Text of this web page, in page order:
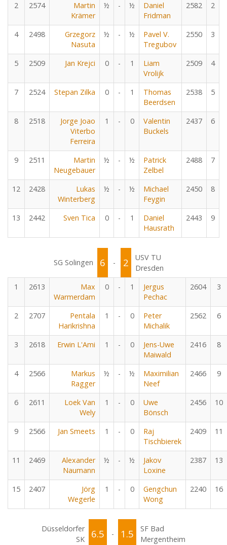
2 2574
Martin
Krämer
½ - ½
Daniel
Fridman
2582 2
4 2498
Grzegorz
Nasuta
½ - ½
Pavel V.
Tregubov
2550 3
5 2509 Jan Krejci 0 - 1
Liam
Vrolijk
2509 4
7 2524 Stepan Zilka 0 - 1
Thomas
Beerdsen
2538 5
8 2518
Jorge Joao
Viterbo
Ferreira
1 - 0
Valentin
Buckels
2437 6
9 2511
Martin
Neugebauer
½ - ½
Patrick
Zelbel
2488 7
12 2428
Lukas
Winterberg
½ - ½
Michael
Feygin
2450 8
13 2442 Sven Tica 0 - 1
Daniel
Hausrath
2443 9
SG Solingen 6 - 2
USV TU
Dresden
1
2613
Max
Warmerdam
0 - 1
Jergus
Pechac
2604 3
2 2707
Pentala
Harikrishna
1 - 0
Peter
Michalik
2562 6
3 2618 Erwin L'Ami 1 - 0
Jens-Uwe
Maiwald
2416 8
4 2566
Markus
Ragger
½ - ½
Maximilian
Neef
2466 9
6 2611
Loek Van
Wely
1 - 0
Uwe
Bönsch
2456 10
9 2566 Jan Smeets 1 - 0
Raj
Tischbierek
2409 11
11 2469
Alexander
Naumann
½ - ½
Jakov
Loxine
2387 13
15 2407
Jörg
Wegerle
1 - 0
Gengchun
Wong
2240 16
Düsseldorfer
SK
6.5 - 1.5
SF Bad
Mergentheim